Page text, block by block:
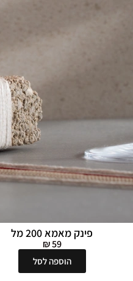
פינק מאמא 200 מל
59
₪
הוספה לסל